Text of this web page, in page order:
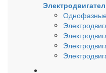
Однофазные